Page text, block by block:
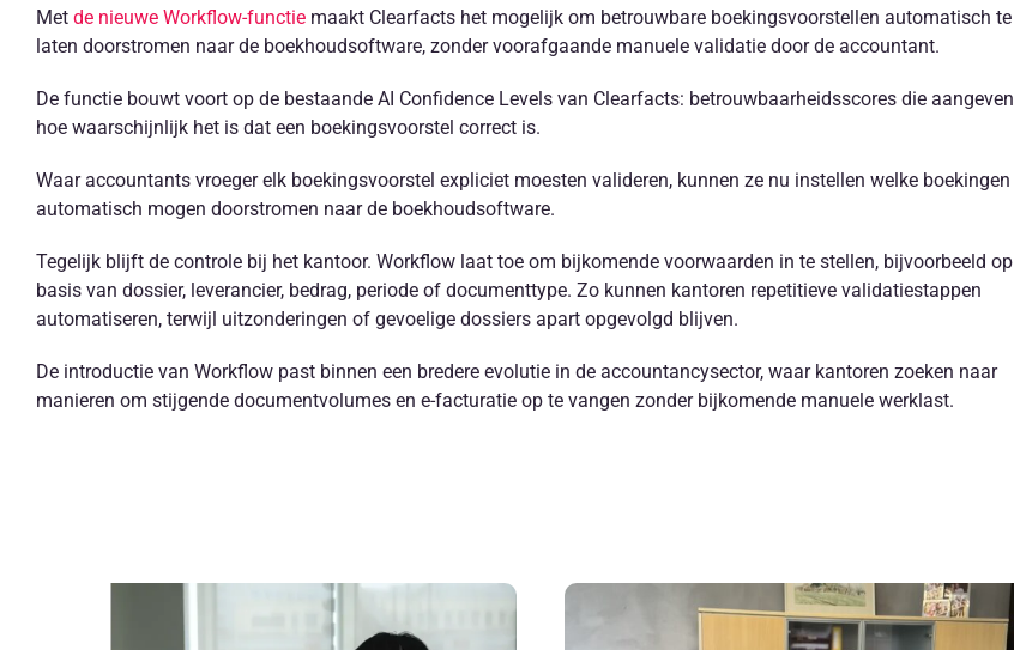
Met de nieuwe Workflow-functiemaakt Clearfacts het mogelijk om betrouwbare boekingsvoorstellen automatisch te
laten doorstromen naar de boekhoudsoftware, zonder voorafgaande manuele validatie door de accountant.
De functie bouwt voort op de bestaande AI Confidence Levels van Clearfacts: betrouwbaarheidsscores die aangeven
hoe waarschijnlijk het is dat een boekingsvoorstel correct is.
Waar accountants vroeger elk boekingsvoorstel expliciet moesten valideren, kunnen ze nu instellen welke boekingen
automatisch mogen doorstromen naar de boekhoudsoftware.
Tegelijk blijft de controle bij het kantoor. Workflow laat toe om bijkomende voorwaarden in te stellen, bijvoorbeeld op
basis van dossier, leverancier, bedrag, periode of documenttype. Zo kunnen kantoren repetitieve validatiestappen
automatiseren, terwijl uitzonderingen of gevoelige dossiers apart opgevolgd blijven.
De introductie van Workflow past binnen een bredere evolutie in de accountancysector, waar kantoren zoeken naar
manieren om stijgende documentvolumes en e-facturatie op te vangen zonder bijkomende manuele werklast.